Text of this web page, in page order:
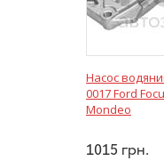
Насос
0017 Ford
Mondeo
1015 грн.